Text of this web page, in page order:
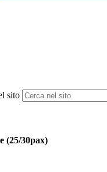
sito
(25/30pax)